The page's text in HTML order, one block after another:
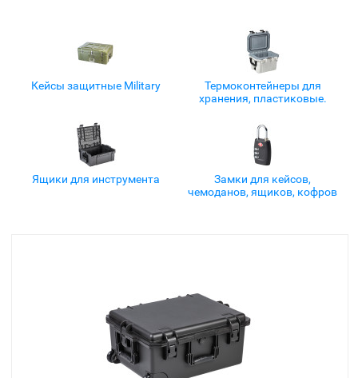
Кейсы защитные Military
Термоконтейнеры для
хранения, пластиковые.
Ящики для инструмента
Замки для кейсов,
чемоданов, ящиков, кофров